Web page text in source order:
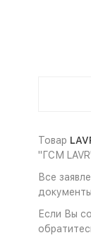
Товар
"ГСМ
Все
Если Вы